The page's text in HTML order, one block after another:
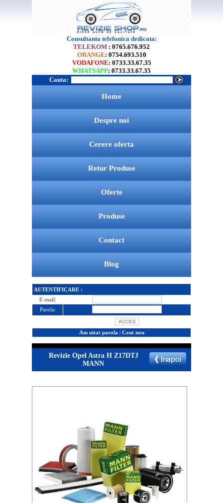
Consultanta telefonica dedicata:
TELEKOM : 0765.676.952
ORANGE: 0754.693.510
VODAFONE: 0733.33.67.35
WHATSAPP: 0733.33.67.35
Cauta:
Home
Despre noi
Cerere oferta
Retur Produse
Oferte
Produse
Contact
Blog
AUTENTIFICARE :
E-mail:
Parola:
Am uitat parola | Cont nou
Revizie Opel Astra H Z17DTJ
MANN